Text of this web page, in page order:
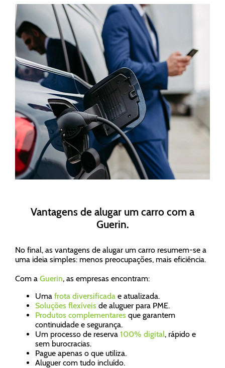
Vantagens de alugar um carro com a
Guerin.
No final, as vantagens de alugar um carro resumem-se a
uma ideia simples: menos preocupações, mais eficiência.
Com a Guerin, as empresas encontram:
Uma frota diversificada e atualizada.
Soluções flexíveis de aluguer para PME.
Produtos complementares que garantem
continuidade e segurança.
Um processo de reserva 100% digital, rápido e
sem burocracias.
Pague apenas o que utiliza.
Aluguer com tudo incluído.